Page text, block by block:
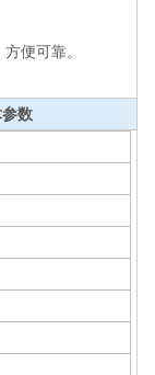
便可靠。
数